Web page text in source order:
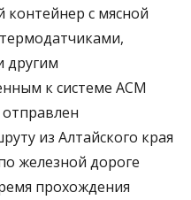
с мясной
другим
к системе АСМ
из Алтайского края
железной дороге
прохождения